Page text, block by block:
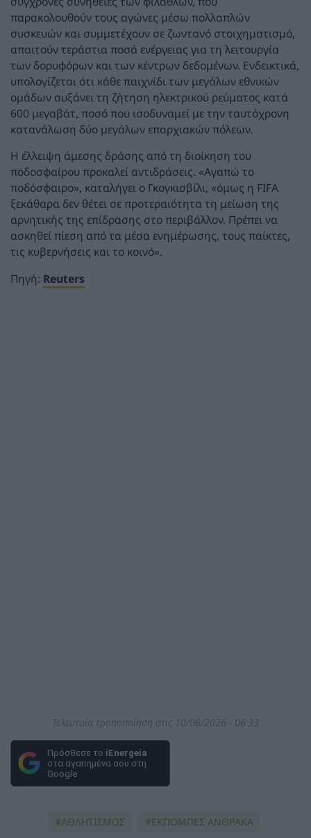
παρακολουθούν τους αγώνες μέσω πολλαπλών
συσκευών και συμμετέχουν σε ζωντανό στοιχηματισμό,
απαιτούν τεράστια ποσά ενέργειας για τη λειτουργία
των δορυφόρων και των κέντρων δεδομένων. Ενδεικτικά,
υπολογίζεται ότι κάθε παιχνίδι των μεγάλων εθνικών
ομάδων αυξάνει τη ζήτηση ηλεκτρικού ρεύματος κατά
600 μεγαβάτ, ποσό που ισοδυναμεί με την ταυτόχρονη
κατανάλωση δύο μεγάλων επαρχιακών πόλεων.
Η έλλειψη άμεσης δράσης από τη διοίκηση του
ποδοσφαίρου προκαλεί αντιδράσεις. «Αγαπώ το
ποδόσφαιρο», καταλήγει ο Γκογκισβίλι, «όμως η FIFA
ξεκάθαρα δεν θέτει σε προτεραιότητα τη μείωση της
αρνητικής της επίδρασης στο περιβάλλον. Πρέπει να
ασκηθεί πίεση από τα μέσα ενημέρωσης, τους παίκτες,
τις κυβερνήσεις και το κοινό».
Πηγή: Reuters
Τελευταία τροποποίηση στις 10/06/2026 - 06:33
Πρόσθεσε το iEnergeia
στα αγαπημένα σου στη
Google
ΑΘΛΗΤΙΣΜΟΣ ΕΚΠΟΜΠΕΣ ΑΝΘΡΑΚΑ